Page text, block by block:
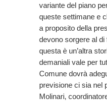
variante del piano
queste settimane e
a proposito della
devono sorgere al
questa è un’altra
demaniali vale per
Comune dovrà
previsione ci sia nel
Molinari,